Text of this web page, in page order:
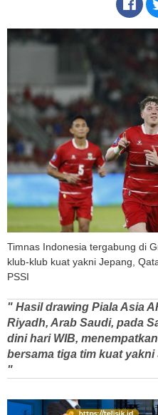
Timnas Indonesia tergabung di
klub-klub kuat yakni Jepang,
PSSI
" Hasil drawing Piala Asia
Riyadh, Arab Saudi, pada
dini hari WIB,
bersama tiga tim kuat
"